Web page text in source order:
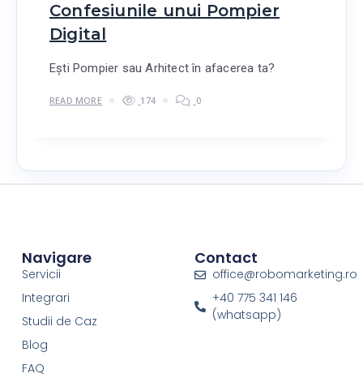
Confesiunile unui Pompier
Digital
Ești Pompier sau Arhitect în afacerea ta?
READ MORE 174 0
Navigare
Servicii
Integrari
Studii de Caz
Blog
FAQ
Contact
office@robomarketing.ro
+40 775 341 146
(whatsapp)